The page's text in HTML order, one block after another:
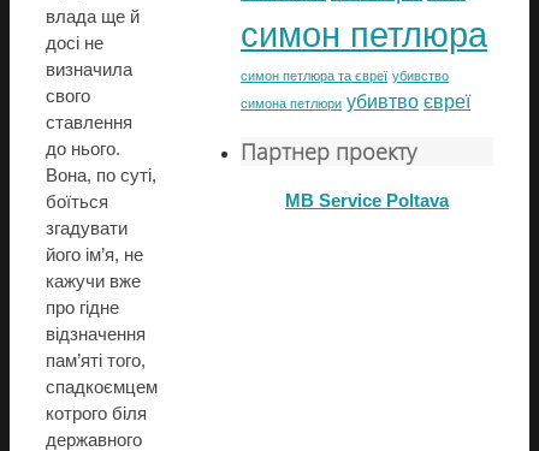
влада ще й
досі не
визначила
свого
ставлення
до нього.
Вона, по суті,
боїться
згадувати
його ім’я, не
кажучи вже
про гідне
відзначення
пам’яті того,
спадкоємцем
котрого біля
державного
симон петлюра
симон петлюра та євреї убивство
симона петлюри убивтво євреї
Партнер проекту
MB Service Poltava